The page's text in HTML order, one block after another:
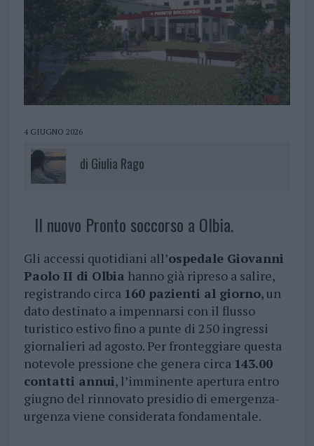
4 GIUGNO 2026
di Giulia Rago
Il nuovo Pronto soccorso a Olbia.
Gli accessi quotidiani all’ospedale Giovanni
Paolo II di Olbia hanno già ripreso a salire,
registrando circa 160 pazienti al giorno, un
dato destinato a impennarsi con il flusso
turistico estivo fino a punte di 250 ingressi
giornalieri ad agosto. Per fronteggiare questa
notevole pressione che genera circa 143.00
contatti annui, l’imminente apertura entro
giugno del rinnovato presidio di emergenza-
urgenza viene considerata fondamentale.